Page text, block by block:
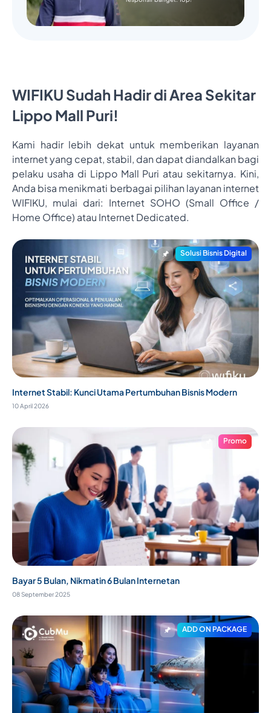
WIFIKU Sudah Hadir di Area Sekitar
Lippo Mall Puri!
Kami hadir lebih dekat untuk memberikan layanan
internet yang cepat, stabil, dan dapat diandalkan bagi
pelaku usaha di Lippo Mall Puri atau sekitarnya. Kini,
Anda bisa menikmati berbagai pilihan layanan internet
WIFIKU, mulai dari: Internet SOHO (Small Office /
Home Office) atau Internet Dedicated.
Solusi Bisnis Digital
Internet Stabil: Kunci Utama Pertumbuhan Bisnis Modern
10 April 2026
Promo
Bayar 5 Bulan, Nikmatin 6 Bulan Internetan
08 September 2025
ADD ON PACKAGE